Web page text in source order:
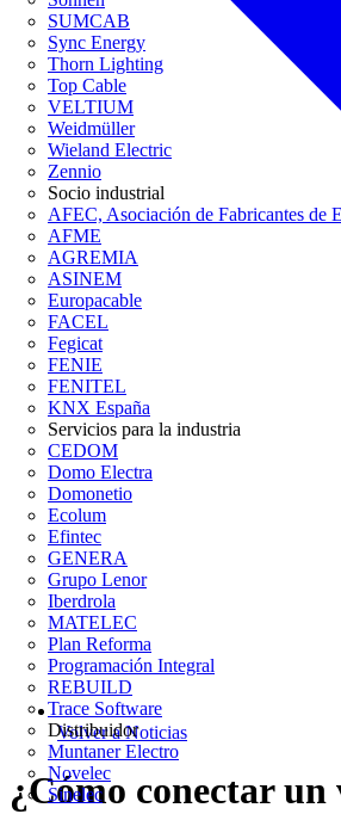
SUMCAB
Sync Energy
Thorn Lighting
Top Cable
VELTIUM
Weidmüller
Wieland Electric
Zennio
Socio industrial
AFEC, Asociación de Fabricantes de
AFME
AGREMIA
ASINEM
Europacable
FACEL
Fegicat
FENIE
FENITEL
KNX España
Servicios para la industria
CEDOM
Domo Electra
Domonetio
Ecolum
Efintec
GENERA
Grupo Lenor
Iberdrola
MATELEC
Plan Reforma
Programación Integral
REBUILD
Trace Software
Distribuidor
Muntaner Electro
Novelec
Sinelec
Volver a Noticias
¿Cómo conectar